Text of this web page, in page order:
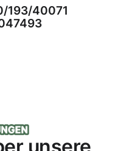
193/40071